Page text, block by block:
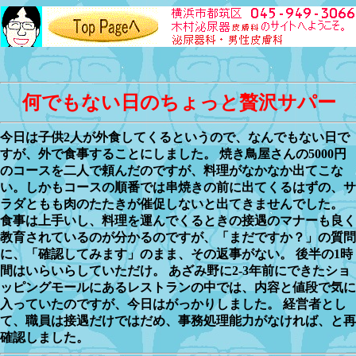
何でもない日のちょっと贅沢サパー
今日は子供2人が外食してくるというので、なんでもない日で
すが、外で食事することにしました。 焼き鳥屋さんの5000円
のコースを二人で頼んだのですが、料理がなかなか出てこな
い。しかもコースの順番では串焼きの前に出てくるはずの、サ
ラダともも肉のたたきが催促しないと出てきませんでした。
食事は上手いし、料理を運んでくるときの接遇のマナーも良く
教育されているのが分かるのですが、「まだですか？」の質問
に、「確認してみます」のまま、その返事がない。 後半の1時
間はいらいらしていただけ。 あざみ野に2-3年前にできたショ
ッピングモールにあるレストランの中では、内容と値段で気に
入っていたのですが、今日はがっかりしました。 経営者とし
て、職員は接遇だけではだめ、事務処理能力がなければ、と再
確認しました。